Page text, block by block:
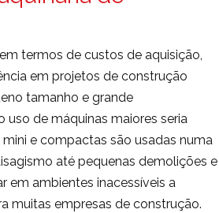
termos de custos de aquisição,
em projetos de construção
tamanho e grande
de máquinas maiores seria
e compactas são usadas numa
até pequenas demolições e
em ambientes inacessíveis a
muitas empresas de construção.